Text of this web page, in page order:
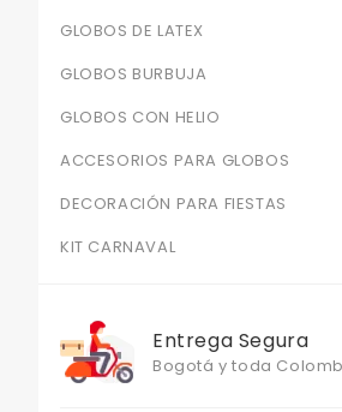
GLOBOS DE LATEX
GLOBOS BURBUJA
GLOBOS CON HELIO
ACCESORIOS PARA GLOBOS
DECORACIÓN PARA FIESTAS
KIT CARNAVAL
Entrega Segura
Bogotá y toda